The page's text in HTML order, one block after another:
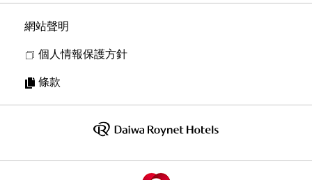
網站聲明
個人情報保護方針
條款